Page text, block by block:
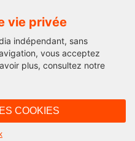
vie privée
indépendant, sans
vous acceptez
plus, consultez notre
COOKIES
en Israël le 9